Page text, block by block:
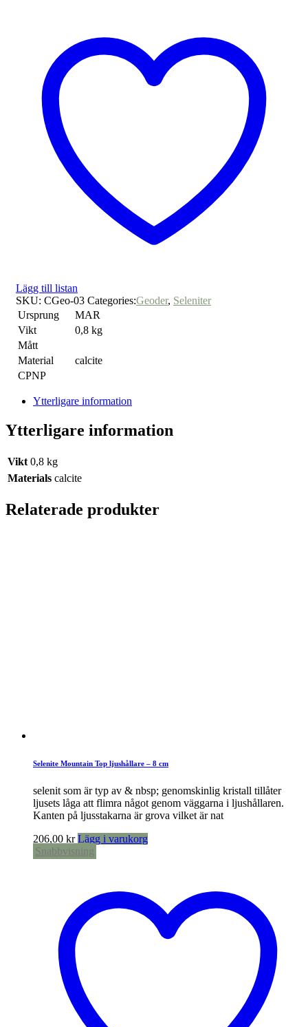
Lägg till listan
SKU: CGeo-03 Categories:Geoder, Seleniter
Ursprung
MAR
Vikt
0,8 kg
Mått
Material
calcite
CPNP
Ytterligare information
Ytterligare information
Vikt 0,8 kg
Materials calcite
Relaterade produkter
Selenite Mountain Top ljushållare – 8 cm
selenit som är typ av & nbsp; genomskinlig kristall tillåter
ljusets låga att flimra något genom väggarna i ljushållaren.
Kanten på ljusstakarna är grova vilket är nat
206,00 kr Lägg i varukorg
Snabbvisning